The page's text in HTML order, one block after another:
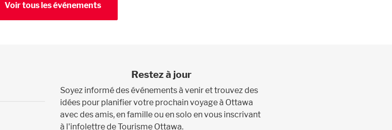
Voir tous les événements
Restez à jour
Soyez informé des événements à venir et trouvez des
idées pour planifier votre prochain voyage à Ottawa
avec des amis, en famille ou en solo en vous inscrivant
à l'infolettre de Tourisme Ottawa.